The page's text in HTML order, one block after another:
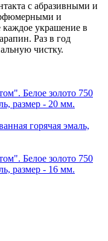
с абразивными и
и
каждое украшение в
Раз в год
чистку.
Белое золото 750
размер - 20 мм.
горячая эмаль,
Белое золото 750
размер - 16 мм.